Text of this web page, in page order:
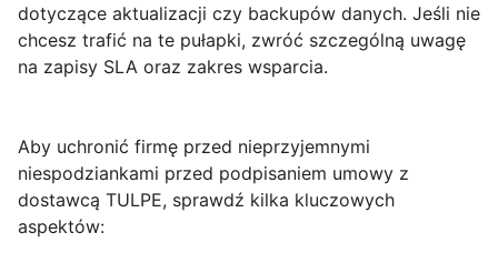
dotyczące aktualizacji czy backupów danych. Jeśli nie
chcesz trafić na te pułapki, zwróć szczególną uwagę
na zapisy SLA oraz zakres wsparcia.
Aby uchronić firmę przed nieprzyjemnymi
niespodziankami przed podpisaniem umowy z
dostawcą TULPE, sprawdź kilka kluczowych
aspektów: